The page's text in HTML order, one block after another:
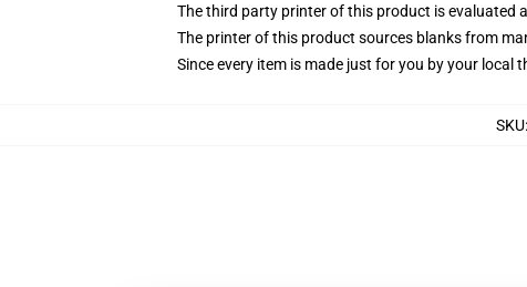
The third party printer of this product is
The printer of this product sources blanks from
Since every item is made just for you by your local
SKU: